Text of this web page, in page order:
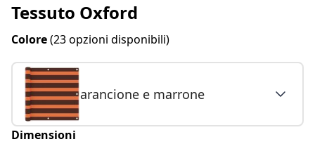
Tessuto Oxford
Colore(23 opzioni disponibili)
arancione e marrone
Dimensioni